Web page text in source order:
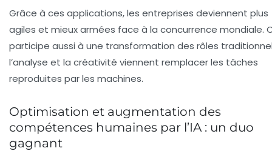
Grâce à ces applications, les entreprises deviennent plus
agiles et mieux armées face à la concurrence mondiale.
participe aussi à une transformation des rôles
l’analyse et la créativité viennent remplacer les tâches
reproduites par les machines.
Optimisation et augmentation des
compétences humaines par l’IA : un duo
gagnant